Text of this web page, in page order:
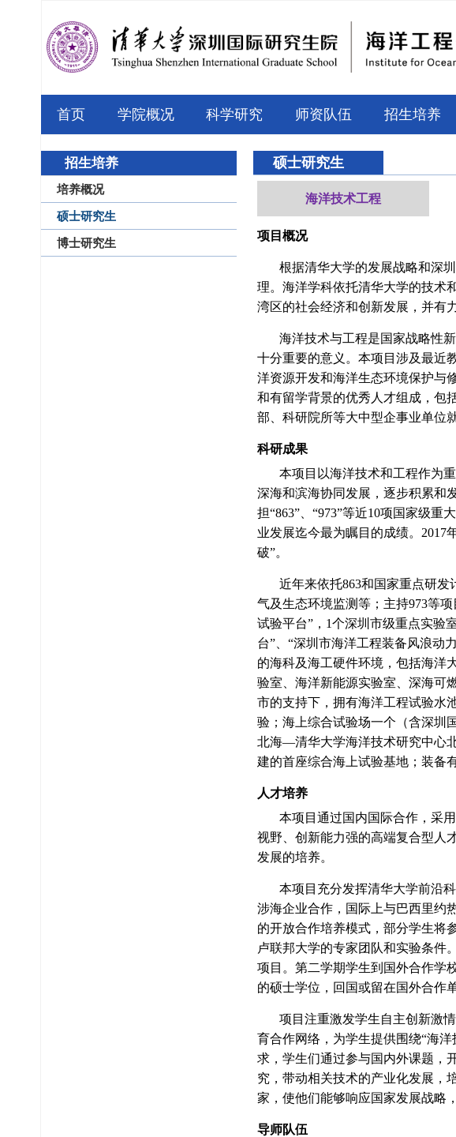
首页 学院概况 科学研究 师资队伍 招生培养
招生培养
培养概况
硕士研究生
博士研究生
硕士研究生
海洋技术工程
项目概况
根据清华大学的发展战略和深圳
理。海洋学科依托清华大学的技术
湾区的社会经济和创新发展，并有
海洋技术与工程是国家战略性新
十分重要的意义。本项目涉及最近
洋资源开发和海洋生态环境保护与
和有留学背景的优秀人才组成，包
部、科研院所等大中型企事业单位就
科研成果
本项目以海洋技术和工程作为重
深海和滨海协同发展，逐步积累和
担“863”、“973”等近10项国家级
业发展迄今最为瞩目的成绩。2017
破”。
近年来依托863和国家重点研发
气及生态环境监测等；主持973等
试验平台”，1个深圳市级重点实验
台”、“深圳市海洋工程装备风浪动
的海科及海工硬件环境，包括海洋
验室、海洋新能源实验室、深海可
市的支持下，拥有海洋工程试验水
验；海上综合试验场一个（含深圳
北海—清华大学海洋技术研究中心
建的首座综合海上试验基地；装备
人才培养
本项目通过国内国际合作，采用
视野、创新能力强的高端复合型人
发展的培养。
本项目充分发挥清华大学前沿科
涉海企业合作，国际上与巴西里约
的开放合作培养模式，部分学生将
卢联邦大学的专家团队和实验条件
项目。第二学期学生到国外合作学
的硕士学位，回国或留在国外合作
项目注重激发学生自主创新激情
育合作网络，为学生提供围绕“海
求，学生们通过参与国内外课题，
究，带动相关技术的产业化发展，
家，使他们能够响应国家发展战略
导师队伍